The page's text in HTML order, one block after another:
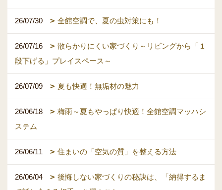
26/07/30 全館空調で、夏の虫対策にも！
26/07/16
散らかりにくい家づくり～リビングから「１
段下げる」プレイスペース～
26/07/09 夏も快適！無垢材の魅力
26/06/18
梅雨～夏もやっぱり快適！全館空調マッハシ
ステム
26/06/11 住まいの「空気の質」を整える方法
26/06/04
後悔しない家づくりの秘訣は、「納得するま